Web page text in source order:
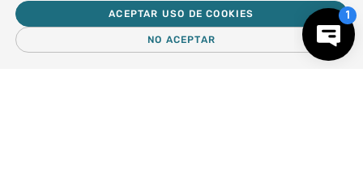
NO ACEPTAR
ACEPTAR USO DE COOKIES
Forma parte de nuestros clientes exclusivos.